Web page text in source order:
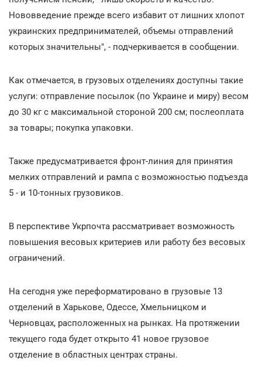
Нововведение прежде всего избавит от лишних хлопот
украинских предпринимателей, объемы отправлений
которых значительны", - подчеркивается в сообщении.
Как отмечается, в грузовых отделениях доступны такие
услуги: отправление посылок (по Украине и миру) весом
до 30 кг с максимальной стороной 200 см; послеоплата
за товары; покупка упаковки.
Также предусматривается фронт-линия для принятия
мелких отправлений и рампа с возможностью подъезда
5 - и 10-тонных грузовиков.
В перспективе Укрпочта рассматривает возможность
повышения весовых критериев или работу без весовых
ограничений.
На сегодня уже переформатировано в грузовые 13
отделений в Харькове, Одессе, Хмельницком и
Черновцах, расположенных на рынках. На протяжении
текущего года будет открыто 41 новое грузовое
отделение в областных центрах страны.